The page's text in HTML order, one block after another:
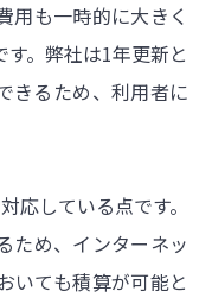
用も一時的に大きく
。弊社は1年更新と
きるため、利用者に
応している点です。
ため、インターネッ
いても積算が可能と